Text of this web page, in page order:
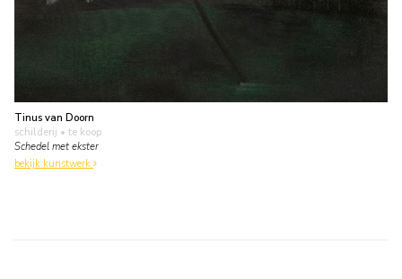
Tinus van Doorn
schilderij • te koop
Schedel met ekster
bekijk kunstwerk